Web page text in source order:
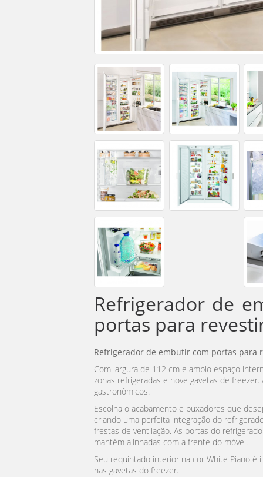
Refrigerador de
portas para
Refrigerador de embutir com portas para
Com largura de 112 cm e amplo espaço
zonas refrigeradas e nove gavetas de
gastronômicos.
Escolha o acabamento e puxadores que
criando uma perfeita integração do
frestas de ventilação. As portas do
mantém alinhadas com a frente do móvel.
Seu requintado interior na cor White Piano é
nas gavetas do freezer.